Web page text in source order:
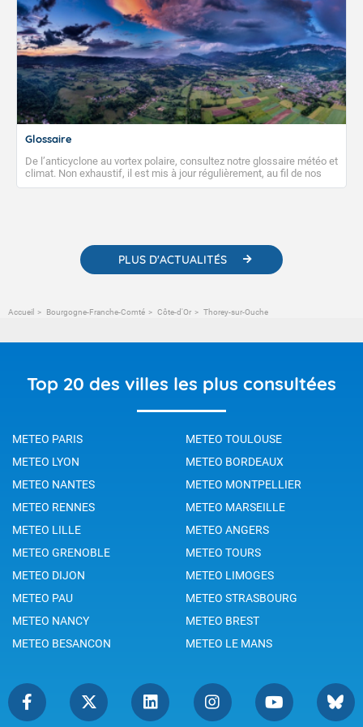
Glossaire
De l’anticyclone au vortex polaire, consultez notre glossaire météo et
climat. Non exhaustif, il est mis à jour régulièrement, au fil de nos
publications. Vous y trouverez également des liens utiles vers nos
PLUS D'ACTUALITÉS
Accueil Bourgogne-Franche-Comté Côte-d'Or Thorey-sur-Ouche
Top 20 des villes les plus consultées
METEO PARIS
METEO TOULOUSE
METEO LYON
METEO BORDEAUX
METEO NANTES
METEO MONTPELLIER
METEO RENNES
METEO MARSEILLE
METEO LILLE
METEO ANGERS
METEO GRENOBLE
METEO TOURS
METEO DIJON
METEO LIMOGES
METEO PAU
METEO STRASBOURG
METEO NANCY
METEO BREST
METEO BESANCON
METEO LE MANS